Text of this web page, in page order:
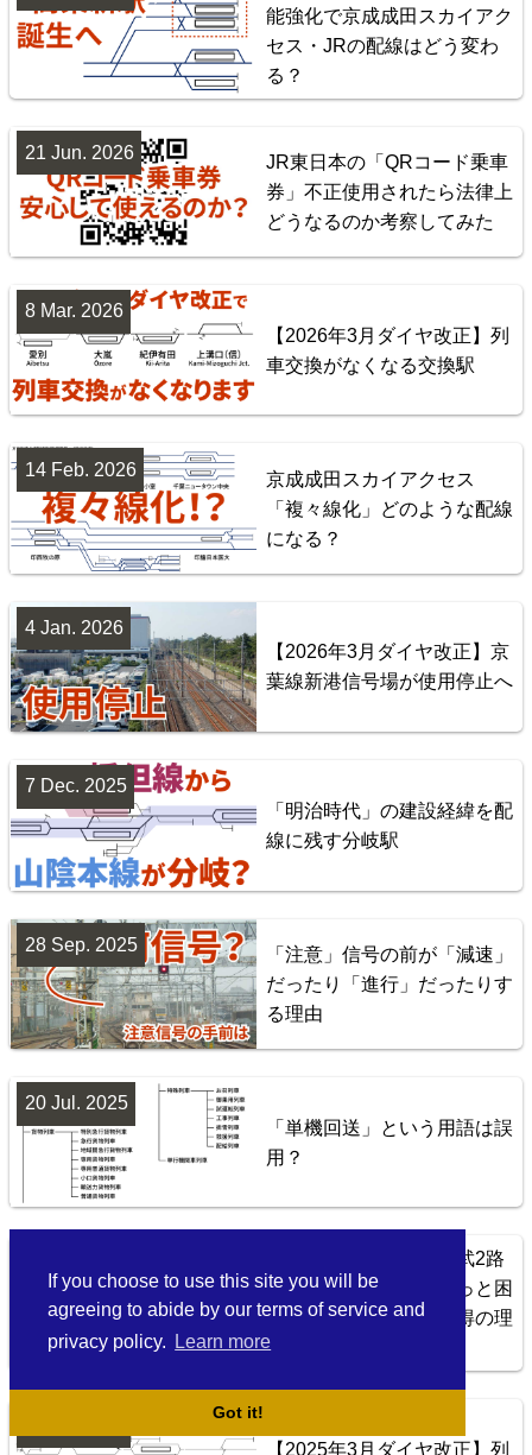
If you choose to use this site you will be
agreeing to abide by our terms of service and
privacy policy.
Learn more
Got it!
Tōkaidō Line (Maibara - Kōbe)
Yokohama Line
Sōbu Line
6
Jōban Line (Ueno - Iwaki)
7
Yamanote Line
能強化で京成成田スカイアク
セス・JRの配線はどう変わ
る？
JR東日本の「QRコード乗車
券」不正使用されたら法律上
どうなるのか考察してみた
21 Jun. 2026
【2026年3月ダイヤ改正】列
車交換がなくなる交換駅
8 Mar. 2026
京成成田スカイアクセス
「複々線化」どのような配線
になる？
14 Feb. 2026
【2026年3月ダイヤ改正】京
葉線新港信号場が使用停止へ
4 Jan. 2026
「明治時代」の建設経緯を配
線に残す分岐駅
7 Dec. 2025
「注意」信号の前が「減速」
だったり「進行」だったりす
る理由
28 Sep. 2025
「単機回送」という用語は誤
用？
20 Jul. 2025
【延伸】有楽町線と東武2路
線が直通すると「ちょっと困
ったこと」が起こる納得の理
由
【2025年3月ダイヤ改正】列